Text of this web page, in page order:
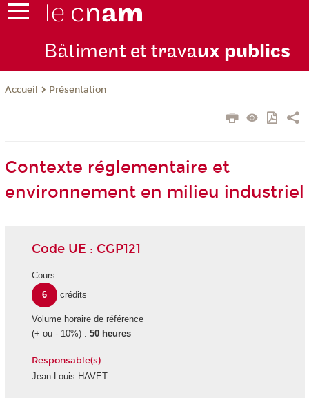
Bâtiment et travaux publics
Accueil Présentation
Contexte réglementaire et
environnement en milieu industriel
Code UE : CGP121
Cours
6
crédits
Volume horaire de référence
(+ ou - 10%) : 50 heures
Responsable(s)
Jean-Louis HAVET